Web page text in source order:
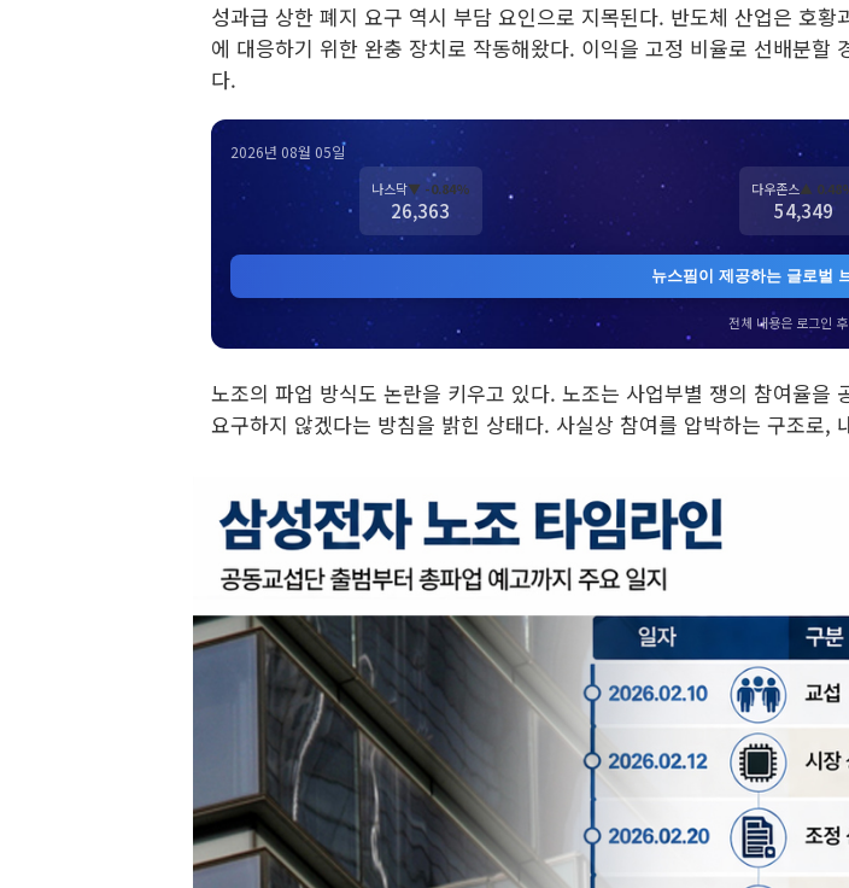
성과급 상한 폐지 요구 역시 부담 요인으로 지목된다. 반도체 산업은 호
에 대응하기 위한 완충 장치로 작동해왔다. 이익을 고정 비율로 선배분할
다.
2026년 08월 05일
나스닥▼ -0.84%
26,363
다우존스▲
54,349
뉴스핌이 제공하는 글로벌
전체 내용은 로그인
노조의 파업 방식도 논란을 키우고 있다. 노조는 사업부별 쟁의 참여율을
요구하지 않겠다는 방침을 밝힌 상태다. 사실상 참여를 압박하는 구조로,